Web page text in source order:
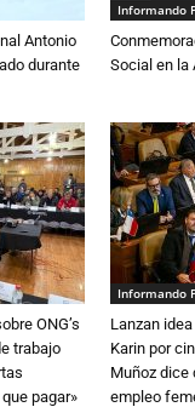
Antonio
durante
Informando
Social en la
ONG’s
trabajo
pagar»
Informando
Lanzan
Karin por
Muñoz dice
empleo